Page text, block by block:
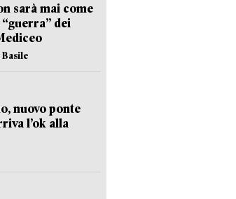
sarà mai come
dei
nuovo ponte
l’ok alla